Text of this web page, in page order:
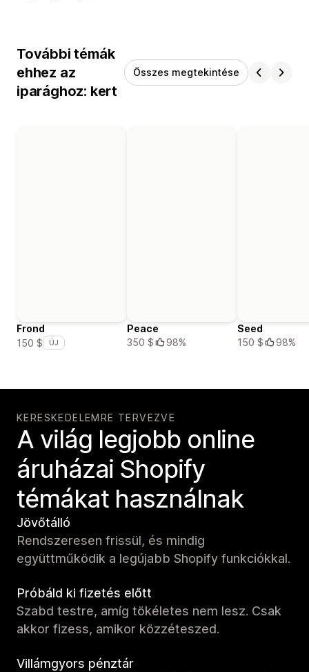
További témák
ehhez az
iparághoz: kert
Összes megtekintése
Frond
150 $
ÚJ
Peace
350 $
98%
Seed
150 $
98%
KERESKEDELEMRE TERVEZVE
A világ legjobb online
áruházai Shopify
témákat használnak
Jövőtálló
Rendszeresen frissül, és mindig
együttműködik a legújabb Shopify funkciókkal.
Próbáld ki fizetés előtt
Szabd testre, amíg tökéletes nem lesz. Csak
akkor fizess, amikor közzéteszed.
Villámgyors pénztár